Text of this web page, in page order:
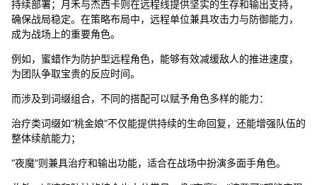
持续部署；月禾与杰西卡则在远程线提供坚实的生存和输出支持，
确保战局稳定。在策略布局中，远程单位兼具攻击力与防御能力，
成为战场上的重要角色。
例如，蜜蜡作为防护型远程角色，能够有效减缓敌人的推进速度，
为团队争取宝贵的反应时间。
而涉及到词缀组合，不同的搭配可以赋予角色多样的能力：
治疗类词缀如“桃金娘”不仅能提供持续的生命回复，还能增强队伍的
整体续航能力；
“夜魔”则兼具治疗和输出功能，适合在战场中扮演多面手角色。